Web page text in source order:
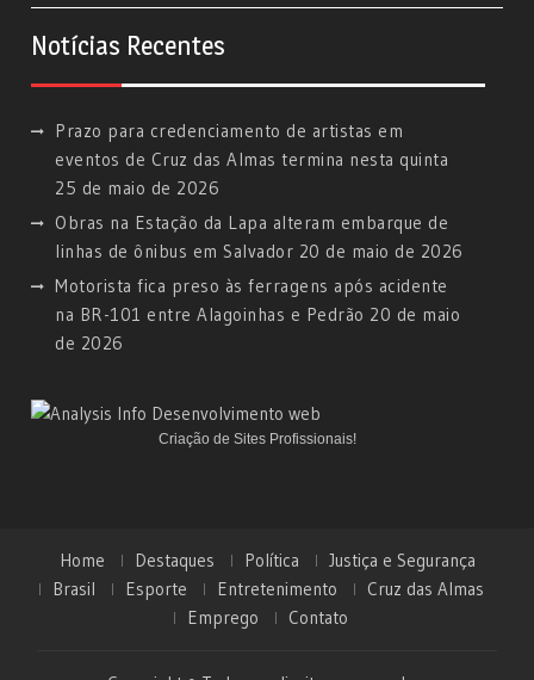
Notícias Recentes
Prazo para credenciamento de artistas em
eventos de Cruz das Almas termina nesta quinta
25 de maio de 2026
Obras na Estação da Lapa alteram embarque de
linhas de ônibus em Salvador 20 de maio de 2026
Motorista fica preso às ferragens após acidente
na BR-101 entre Alagoinhas e Pedrão 20 de maio
de 2026
Criação de Sites Profissionais!
Home Destaques Política
Justiça e Segurança
Brasil
Esporte Entretenimento
Cruz das Almas
Emprego
Contato